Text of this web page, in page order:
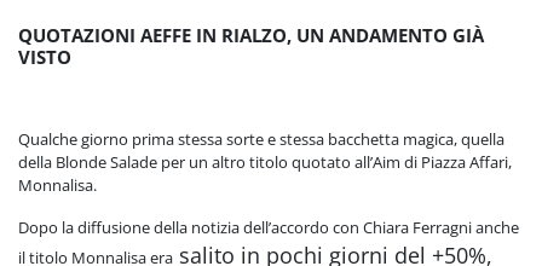
QUOTAZIONI AEFFE IN RIALZO, UN ANDAMENTO GIÀ
VISTO
Qualche giorno prima stessa sorte e stessa bacchetta magica, quella
della Blonde Salade per un altro titolo quotato all’Aim di Piazza Affari,
Monnalisa.
Dopo la diffusione della notizia dell’accordo con Chiara Ferragni anche
il titolo Monnalisa era salito in pochi giorni del +50%,